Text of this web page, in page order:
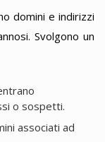
domini e indirizzi
Svolgono un
o sospetti.
associati ad